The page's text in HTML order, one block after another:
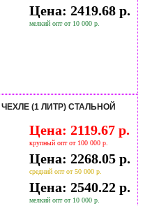
Цена: 2419.68 р.
мелкий опт от 10 000 р.
(1 ЛИТР) СТАЛЬНОЙ
Цена: 2119.67 р.
крупный опт от 100 000 р.
Цена: 2268.05 р.
средний опт от 50 000 р.
Цена: 2540.22 р.
мелкий опт от 10 000 р.